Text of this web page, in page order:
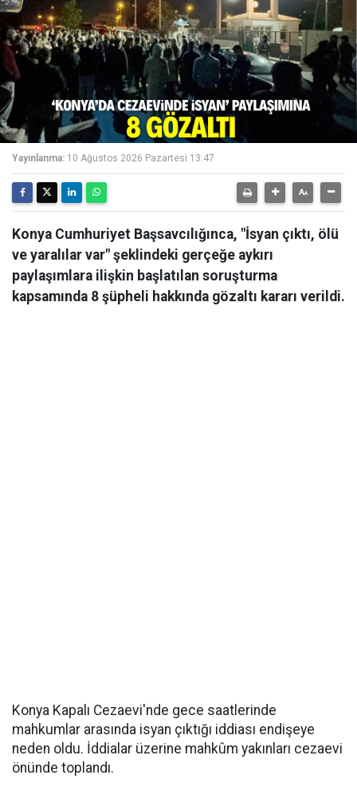
Yayınlanma: 10 Ağustos 2026 Pazartesi 13:47
Konya Cumhuriyet Başsavcılığınca, "İsyan çıktı, ölü
ve yaralılar var" şeklindeki gerçeğe aykırı
paylaşımlara ilişkin başlatılan soruşturma
kapsamında 8 şüpheli hakkında gözaltı kararı verildi.
Konya Kapalı Cezaevi'nde gece saatlerinde
mahkumlar arasında isyan çıktığı iddiası endişeye
neden oldu. İddialar üzerine mahkûm yakınları cezaevi
önünde toplandı.